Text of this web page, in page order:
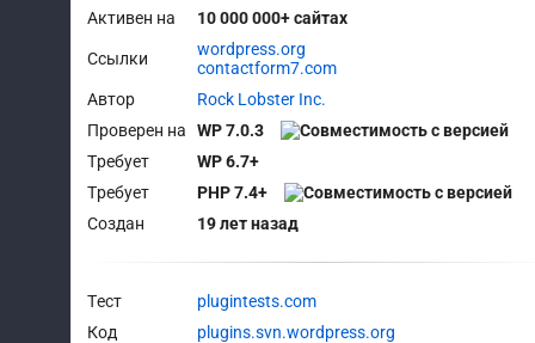
Активен на 10 000 000+ сайтах
Ссылки
wordpress.org
contactform7.com
Автор
Rock Lobster Inc.
Проверен на
WP 7.0.3
Требует
WP 6.7+
Требует
PHP 7.4+
Создан
19 лет назад
Тест
plugintests.com
Код
plugins.svn.wordpress.org